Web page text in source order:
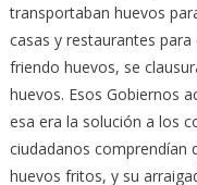
transportaban huevos
casas y restaurantes
friendo huevos, se
huevos. Esos Gobiernos
esa era la solución a los
ciudadanos comprendían
huevos fritos, y su